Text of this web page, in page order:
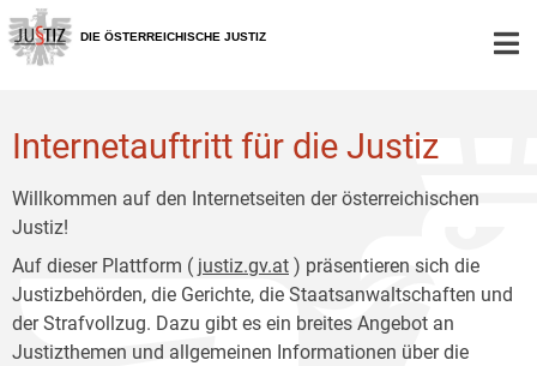
Zur
Hauptnavigation
[1]
Zum
Inhalt
[2]
DIE ÖSTERREICHISCHE JUSTIZ
Internetauftritt für die Justiz
Willkommen auf den Internetseiten der österreichischen
Justiz!
Auf dieser Plattform ( justiz.gv.at ) präsentieren sich die
Justizbehörden, die Gerichte, die Staatsanwaltschaften und
der Strafvollzug. Dazu gibt es ein breites Angebot an
Justizthemen und allgemeinen Informationen über die